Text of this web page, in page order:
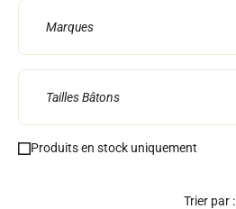
Marques
Tailles Bâtons
Produits en stock uniquement
Trier par :